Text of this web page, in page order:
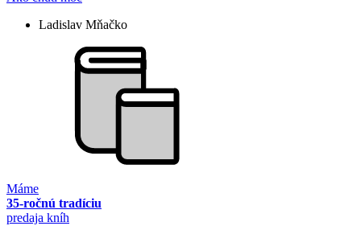
Ladislav Mňačko
Máme
35-ročnú tradíciu
predaja kníh